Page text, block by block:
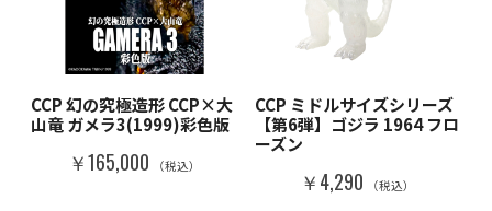
CCP 幻の究極造形 CCP×大
山竜 ガメラ3(1999)彩色版
￥165,000 （税込）
CCP ミドルサイズシリーズ
【第6弾】ゴジラ 1964 フロ
ーズン
￥4,290 （税込）